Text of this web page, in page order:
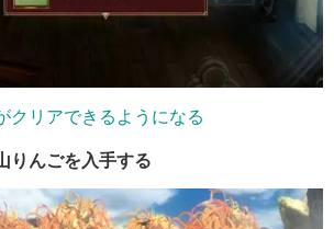
クリアできるようになる
りんごを入手する